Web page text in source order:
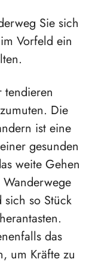
Sie sich
Vorfeld ein
tendieren
Die
ist eine
gesunden
weite Gehen
so Stück
das
um Kräfte zu